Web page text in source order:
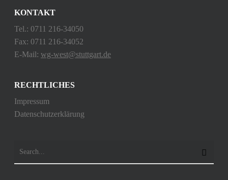
KONTAKT
Tel.: 0711 216-34050
Fax: 0711 216-34052
E-Mail: wg-west@stuttgart.de
RECHTLICHES
Impressum
Datenschutzerklärung